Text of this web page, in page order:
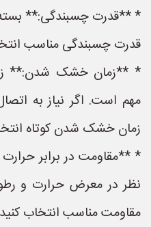
* **قدرت چسبندگی:** بسته
قدرت چسبندگی مناسب
* **زمان خشک شدن:**
مهم است. اگر نیاز به
زمان خشک شدن کوتاه
* **مقاومت در برابر
نظر در معرض حرارت و
مقاومت مناسب انتخاب